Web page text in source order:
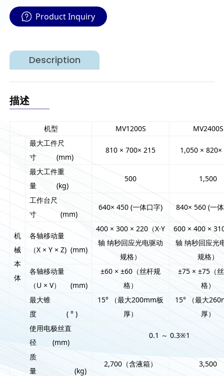
Product Inquiry
Description
描述
机型 MV1200S MV2400S
机
械
本
体
最大工件尺
寸 (mm)
810 × 700× 215 1,050 ×
最大工件重
量 (kg)
500 1,500
工作台尺
寸 (mm)
640× 450 (一体口字) 840× 560 (一
各轴移动量
（X × Y × Z) (mm)
400 × 300 × 220（X·Y
轴 纳秒回应光电驱动
规格）
600 × 400 ×
轴 纳秒回应光
规格）
各轴移动量
（U × V） (mm)
±60 × ±60（丝杆规
格）
±75 × ±75（
格）
最大锥
度 ( ° )
15° （最大200mm板
厚）
15° （最大
厚）
使用电极丝直
径 (mm)
0.1 ～ 0.3※1
质
量 (kg)
2,700（含液箱） 3,500